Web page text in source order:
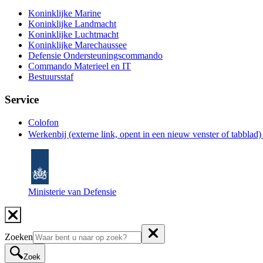
Koninklijke Marine
Koninklijke Landmacht
Koninklijke Luchtmacht
Koninklijke Marechaussee
Defensie Ondersteuningscommando
Commando Materieel en IT
Bestuursstaf
Service
Colofon
Werkenbij (externe link, opent in een nieuw venster of tabblad)
Ministerie van Defensie
Zoeken
Zoek